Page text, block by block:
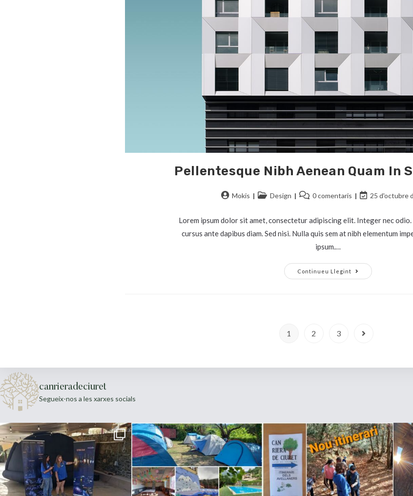
Pellentesque Nibh Aenean Quam In
Mokis Design 0 comentaris 25 d'octubre
Lorem ipsum dolor sit amet, consectetur adipiscing elit. Integer nec
cursus ante dapibus diam. Sed nisi. Nulla quis sem at nibh elementum
ipsum.…
Continueu Llegint
1 2 3
canrieradeciuret
Segueix-nos a les xarxes socials